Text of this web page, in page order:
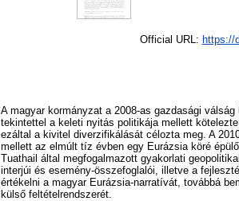
Official URL: https://
A magyar kormányzat a 2008-as gazdasági
tekintettel a keleti nyitás politikája mellett
ezáltal a kivitel diverzifikálását célozta meg. A
mellett az elmúlt tíz évben egy Eurázsia köré
Tuathail által megfogalmazott gyakorlati
interjúi és esemény-összefoglalói, illetve a
értékelni a magyar Eurázsia-narratívát, továbbá
külső feltételrendszerét.